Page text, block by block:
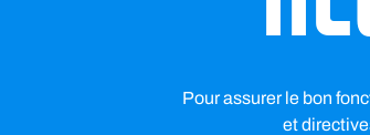
Pour assurer le bon
et